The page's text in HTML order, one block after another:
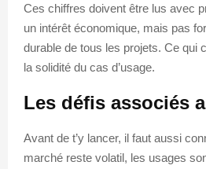
Ces chiffres doivent être lus avec
un intérêt économique, mais pas
durable de tous les projets. Ce qui
la solidité du cas d’usage.
Les défis associés
Avant de t’y lancer, il faut aussi
marché reste volatil, les usages